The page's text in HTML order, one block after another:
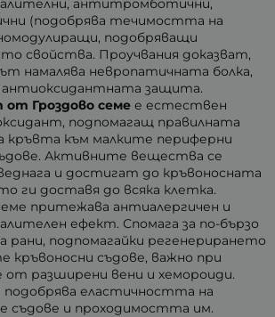
антитромботични,
(подобрява течимостта на
подобряващи
свойства. Проучвания доказват,
намалява невропатичната болка,
антиоксидантната защита.
Гроздово семе е естествен
подпомагащ правилната
кръвта към малките периферни
Активните вещества се
и достигат до кръвоносната
ги доставя до всяка клетка.
притежава антиалергичен и
ефект. Спомага за по-бързо
рани, подпомагайки регенерирането
кръвоносни съдове, важно при
разширени вени и хемороиди.
еластичността на
съдове и проходимостта им.